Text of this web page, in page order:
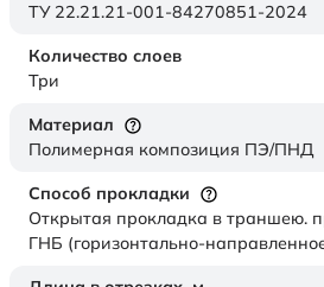
ТУ 22.21.21-001-84270851-2024
Количество слоев
Три
Материал
Полимерная композиция ПЭ/ПНД
Способ прокладки
Открытая прокладка в траншею.
ГНБ (горизонтально-